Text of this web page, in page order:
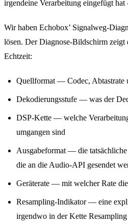
irgendeine Verarbeitung eingefügt
Wir haben Echobox’ Signalweg-
lösen. Der Diagnose-Bildschirm zeigt
Echtzeit:
Quellformat — Codec, Abtastrate
Dekodierungsstufe — was der
DSP-Kette — welche
umgangen sind
Ausgabeformat — die tatsächliche
die an die Audio-API gesendet
Geräterate — mit welcher Rate
Resampling-Indikator — eine
irgendwo in der Kette